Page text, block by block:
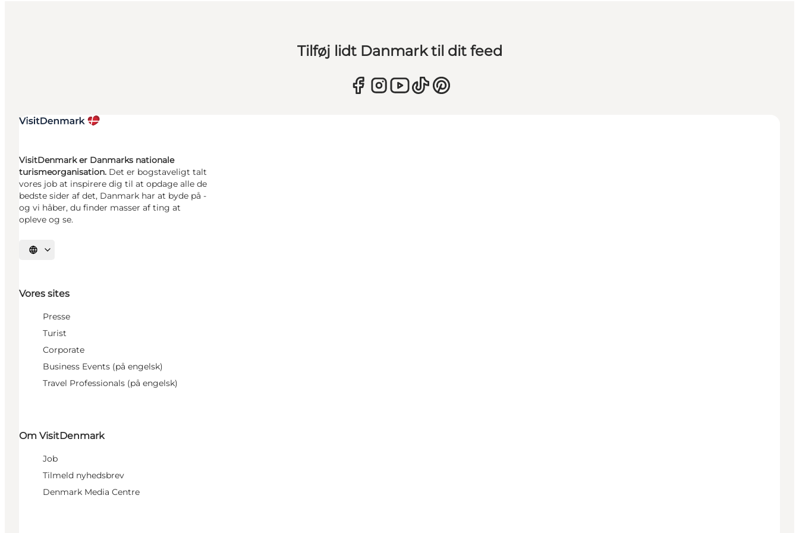
Tilføj lidt Danmark til dit feed
VisitDenmark er Danmarks nationale
turismeorganisation. Det er bogstaveligt talt
vores job at inspirere dig til at opdage alle de
bedste sider af det, Danmark har at byde på -
og vi håber, du finder masser af ting at
opleve og se.
Vælg sprog
Vores sites
Presse
Turist
Corporate
Business Events (på engelsk)
Travel Professionals (på engelsk)
Om VisitDenmark
Job
Tilmeld nyhedsbrev
Denmark Media Centre